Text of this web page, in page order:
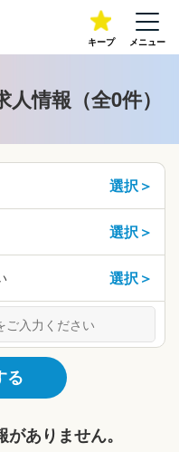
キープ メニュー
人情報（全0件）
選択＞
選択＞
選択＞
る
ありません。